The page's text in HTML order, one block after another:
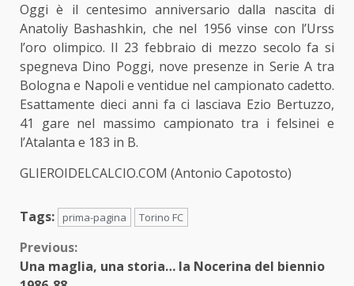
Oggi è il centesimo anniversario dalla nascita di
Anatoliy Bashashkin, che nel 1956 vinse con l’Urss
l’oro olimpico. Il 23 febbraio di mezzo secolo fa si
spegneva Dino Poggi, nove presenze in Serie A tra
Bologna e Napoli e ventidue nel campionato cadetto.
Esattamente dieci anni fa ci lasciava Ezio Bertuzzo,
41 gare nel massimo campionato tra i felsinei e
l’Atalanta e 183 in B.
GLIEROIDELCALCIO.COM (Antonio Capotosto)
Tags: prima-pagina Torino FC
Continue
Previous:
Una maglia, una storia… la Nocerina del biennio